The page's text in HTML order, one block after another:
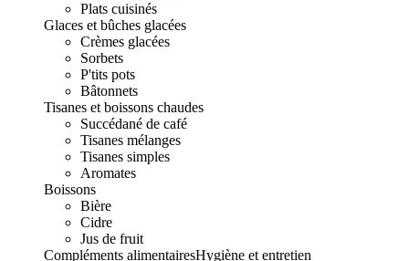
Plats cuisinés
Glaces et bûches glacées
Crèmes glacées
Sorbets
P'tits pots
Bâtonnets
Tisanes et boissons chaudes
Succédané de café
Tisanes mélanges
Tisanes simples
Aromates
Boissons
Bière
Cidre
Jus de fruit
Compléments alimentairesHygiène et entretien